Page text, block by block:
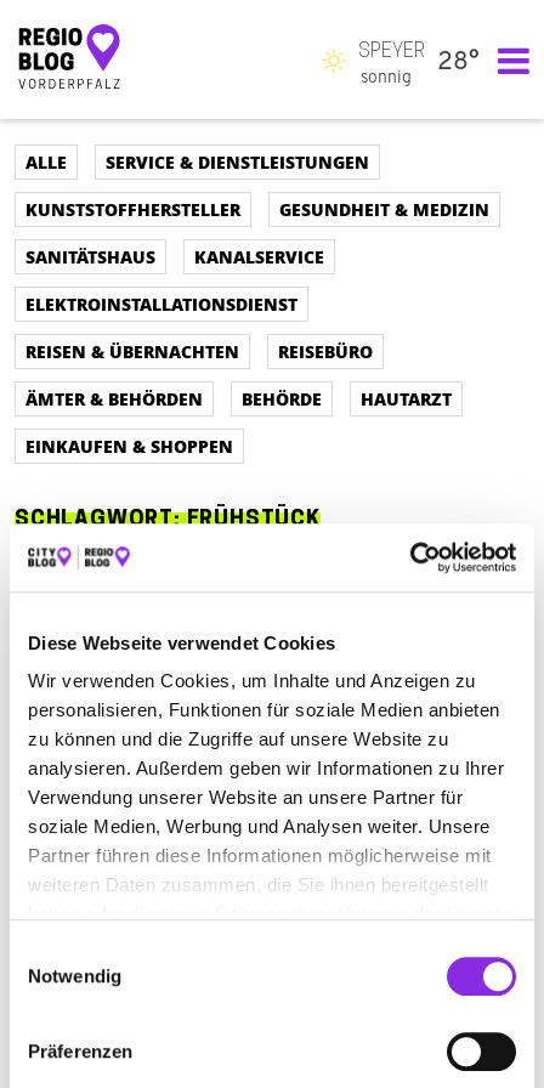
Diese Webseite verwendet Cookies
Wir verwenden Cookies, um Inhalte und Anzeigen zu
personalisieren, Funktionen für soziale Medien anbieten
zu können und die Zugriffe auf unsere Website zu
analysieren. Außerdem geben wir Informationen zu Ihrer
Verwendung unserer Website an unsere Partner für
soziale Medien, Werbung und Analysen weiter. Unsere
Partner führen diese Informationen möglicherweise mit
weiteren Daten zusammen, die Sie ihnen bereitgestellt
Notwendig
Präferenzen
Hauptnavigation
SPEYER
sonnig
28°
ALLE
SERVICE & DIENSTLEISTUNGEN
KUNSTSTOFFHERSTELLER
GESUNDHEIT & MEDIZIN
SANITÄTSHAUS
KANALSERVICE
ELEKTROINSTALLATIONSDIENST
REISEN & ÜBERNACHTEN
REISEBÜRO
ÄMTER & BEHÖRDEN
BEHÖRDE
HAUTARZT
EINKAUFEN & SHOPPEN
SCHLAGWORT:FRÜHSTÜCK
ALLE AUTO & VERKEHR
ÄMTER & BEHÖRDEN
ESSEN & TRINKEN
SPORT & FREIZEIT
EINKAUFEN & SHOPPEN
REISEN & ÜBERNACHTEN
BEAUTY & WELLNESS
RECHT & GELD
BAUEN & WOHNEN
SERVICE & DIENSTLEISTUNGEN
BILDUNG & MEDIEN